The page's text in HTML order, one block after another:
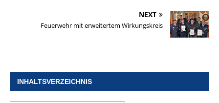
NEXT
Feuerwehr mit erweitertem Wirkungskreis
INHALTSVERZEICHNIS